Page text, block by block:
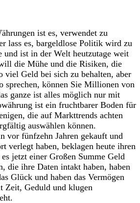
ist es, verwendet zu
lass es, bargeldlose Politik wird zu
und ist in der Welt heutzutage weit
die Mühe und die Risiken, die
viel Geld bei sich zu behalten, aber
sprechen, können Sie Millionen von
ganze ist alles möglich nur mit
ist ein fruchtbarer Boden für
die auf Markttrends achten
auswählen können.
vor fünfzehn Jahren gekauft und
verlegt haben, beklagen heute ihren
jetzt einer Großen Summe Geld
die ihre Daten intakt haben, haben
Glück und haben das Vermögen
Zeit, Geduld und klugen